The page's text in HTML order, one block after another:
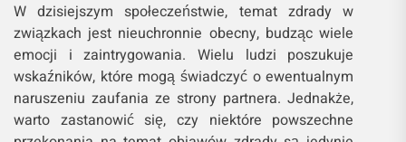
W dzisiejszym społeczeństwie, temat zdrady w
związkach jest nieuchronnie obecny, budząc wiele
emocji i zaintrygowania. Wielu ludzi poszukuje
wskaźników, które mogą świadczyć o ewentualnym
naruszeniu zaufania ze strony partnera. Jednakże,
warto zastanowić się, czy niektóre powszechne